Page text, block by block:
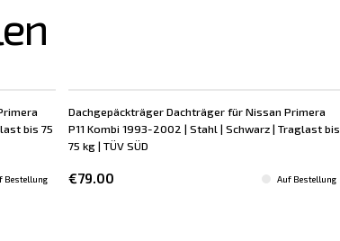
bis 75
Bestellung
Dachgepäckträger Dachträger für Nissan Primera
P11 Kombi 1993-2002 | Stahl | Schwarz | Traglast bis
75 kg | TÜV SÜD
€79.00 Auf Bestellung